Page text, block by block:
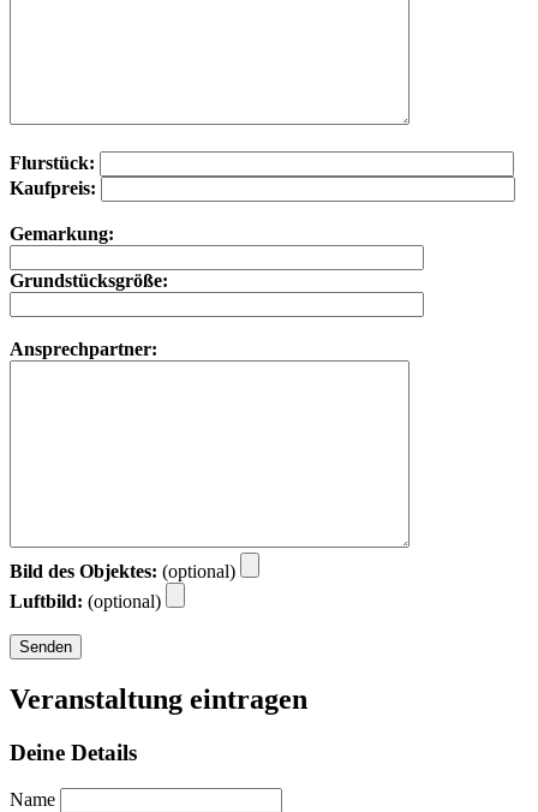
Flurstück:
Kaufpreis:
Gemarkung:
Grundstücksgröße:
Ansprechpartner:
Bild des Objektes: (optional)
Luftbild: (optional)
Veranstaltung eintragen
Deine Details
Name